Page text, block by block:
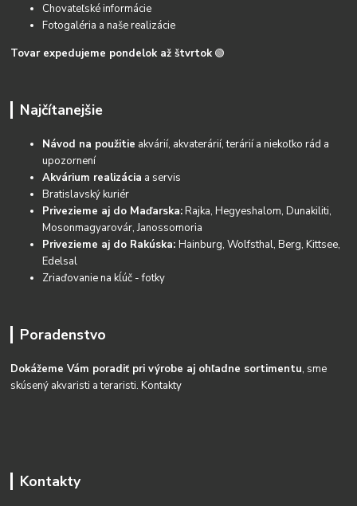
Chovateľské informácie
Fotogaléria a naše realizácie
Tovar expedujeme pondelok až štvrtok 🟢
Najčítanejšie
Návod na použitie akvárií, akvaterárií, terárií a niekoľko rád a
upozornení
Akvárium realizácia a servis
Bratislavský kuriér
Privezieme aj do Maďarska:Rajka, Hegyeshalom, Dunakiliti,
Mosonmagyarovár, Janossomoria
Privezieme aj do Rakúska:Hainburg, Wolfsthal, Berg, Kittsee,
Edelsal
Zriaďovanie na kĺúč - fotky
Poradenstvo
Dokážeme Vám poradiť pri výrobe aj ohľadne sortimentu, sme
skúsený akvaristi a teraristi.Kontakty
Kontakty